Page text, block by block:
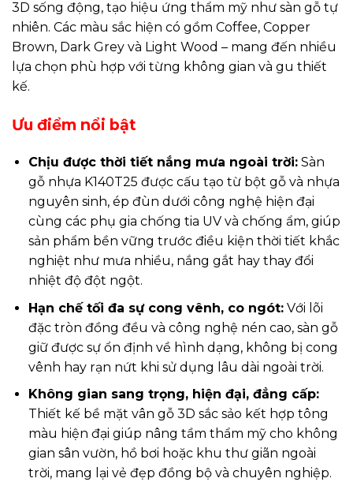
3D sống động, tạo hiệu ứng thẩm mỹ như sàn gỗ tự
nhiên. Các màu sắc hiện có gồm Coffee, Copper
Brown, Dark Grey và Light Wood – mang đến nhiều
lựa chọn phù hợp với từng không gian và gu thiết
kế.
Ưu điểm nổi bật
Chịu được thời tiết nắng mưa ngoài trời:Sàn
gỗ nhựa K140T25 được cấu tạo từ bột gỗ và nhựa
nguyên sinh, ép đùn dưới công nghệ hiện đại
cùng các phụ gia chống tia UV và chống ẩm, giúp
sản phẩm bền vững trước điều kiện thời tiết khắc
nghiệt như mưa nhiều, nắng gắt hay thay đổi
nhiệt độ đột ngột.
Hạn chế tối đa sự cong vênh, co ngót:Với lõi
đặc tròn đồng đều và công nghệ nén cao, sàn gỗ
giữ được sự ổn định về hình dạng, không bị cong
vênh hay rạn nứt khi sử dụng lâu dài ngoài trời.
Không gian sang trọng, hiện đại, đẳng cấp:
Thiết kế bề mặt vân gỗ 3D sắc sảo kết hợp tông
màu hiện đại giúp nâng tầm thẩm mỹ cho không
gian sân vườn, hồ bơi hoặc khu thư giãn ngoài
trời, mang lại vẻ đẹp đồng bộ và chuyên nghiệp.